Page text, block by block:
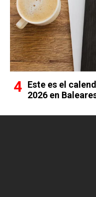
Este es el
2026 en